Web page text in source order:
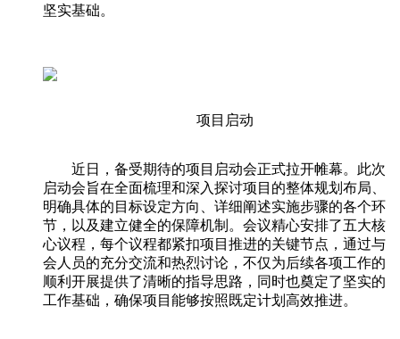
坚实基础。
项目启动
近日，备受期待的项目启动会正式拉开帷幕。此次
启动会旨在全面梳理和深入探讨项目的整体规划布局、
明确具体的目标设定方向、详细阐述实施步骤的各个环
节，以及建立健全的保障机制。会议精心安排了五大核
心议程，每个议程都紧扣项目推进的关键节点，通过与
会人员的充分交流和热烈讨论，不仅为后续各项工作的
顺利开展提供了清晰的指导思路，同时也奠定了坚实的
工作基础，确保项目能够按照既定计划高效推进。